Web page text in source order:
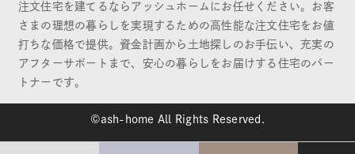
注文住宅を建てるならアッシュホームにお任せください。お客
さまの理想の暮らしを実現するための高性能な注文住宅をお値
打ちな価格で提供。資金計画から土地探しのお手伝い、充実の
アフターサポートまで、安心の暮らしをお届けする住宅のパー
トナーです。
©ash-home All Rights Reserved.